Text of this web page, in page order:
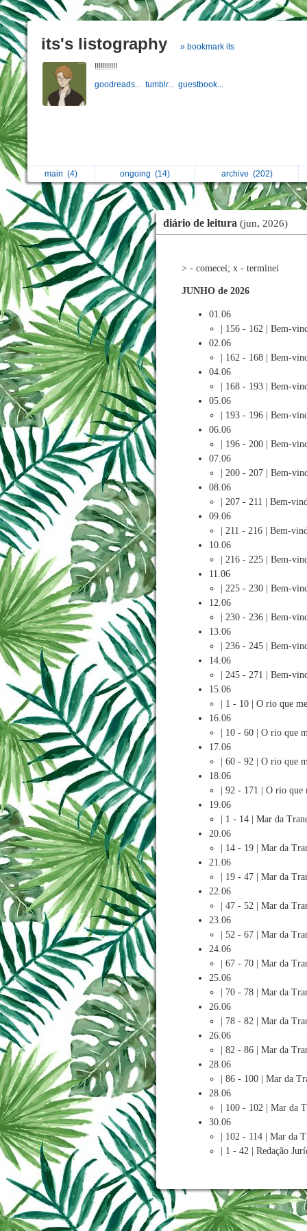
its's listography » bookmark its
!!!!!!!!!!!
goodreads... tumblr... guestbook...
main (4) ongoing (14) archive (202)
diário de leitura (jun, 2026)
> - comecei; x - terminei
JUNHO de 2026
01.06
| 156 - 162 | Bem-
02.06
| 162 - 168 | Bem-
04.06
| 168 - 193 | Bem-
05.06
| 193 - 196 | Bem-
06.06
| 196 - 200 | Bem-
07.06
| 200 - 207 | Bem-
08.06
| 207 - 211 | Bem-
09.06
| 211 - 216 | Bem-
10.06
| 216 - 225 | Bem-
11.06
| 225 - 230 | Bem-
12.06
| 230 - 236 | Bem-
13.06
| 236 - 245 | Bem-
14.06
| 245 - 271 | Bem-
15.06
| 1 - 10 | O rio que
16.06
| 10 - 60 | O rio que
17.06
| 60 - 92 | O rio que
18.06
| 92 - 171 | O rio que
19.06
| 1 - 14 | Mar da
20.06
| 14 - 19 | Mar da
21.06
| 19 - 47 | Mar da
22.06
| 47 - 52 | Mar da
23.06
| 52 - 67 | Mar da
24.06
| 67 - 70 | Mar da
25.06
| 70 - 78 | Mar da
26.06
| 78 - 82 | Mar da
26.06
| 82 - 86 | Mar da
28.06
| 86 - 100 | Mar da
28.06
| 100 - 102 | Mar da
30.06
| 102 - 114 | Mar da
| 1 - 42 | Redação